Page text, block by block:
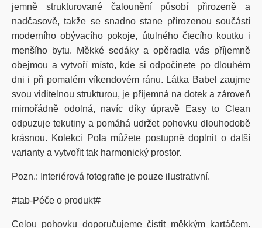
jemně strukturované čalounění působí přirozeně a
nadčasově, takže se snadno stane přirozenou součástí
moderního obývacího pokoje, útulného čtecího koutku i
menšího bytu. Měkké sedáky a opěradla vás příjemně
obejmou a vytvoří místo, kde si odpočinete po dlouhém
dni i při pomalém víkendovém ránu. Látka Babel zaujme
svou viditelnou strukturou, je příjemná na dotek a zároveň
mimořádně odolná, navíc díky úpravě Easy to Clean
odpuzuje tekutiny a pomáhá udržet pohovku dlouhodobě
krásnou. Kolekci Pola můžete postupně doplnit o další
varianty a vytvořit tak harmonický prostor.
Pozn.: Interiérová fotografie je pouze ilustrativní.
#tab-Péče o produkt#
Celou pohovku doporučujeme čistit měkkým kartáčem.